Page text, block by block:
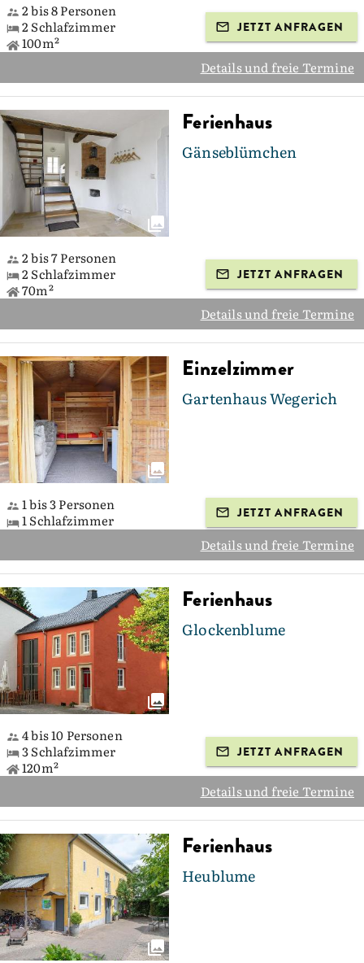
2 bis 8 Personen
2 Schlafzimmer
100m²
JETZT ANFRAGEN
Details und freie Termine
Ferienhaus
Gänseblümchen
2 bis 7 Personen
2 Schlafzimmer
70m²
JETZT ANFRAGEN
Details und freie Termine
Einzelzimmer
Gartenhaus Wegerich
1 bis 3 Personen
1 Schlafzimmer
JETZT ANFRAGEN
Details und freie Termine
Ferienhaus
Glockenblume
4 bis 10 Personen
3 Schlafzimmer
120m²
JETZT ANFRAGEN
Details und freie Termine
Ferienhaus
Heublume